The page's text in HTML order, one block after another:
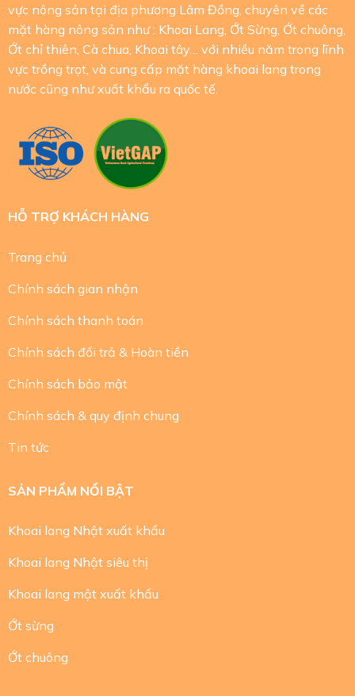
vực nông sản tại địa phương Lâm Đồng, chuyên về các
mặt hàng nông sản như : Khoai Lang, Ớt Sừng, Ớt chuông,
Ớt chỉ thiên, Cà chua, Khoai tây… với nhiều năm trong lĩnh
vực trồng trọt, và cung cấp mặt hàng khoai lang trong
nước cũng như xuất khẩu ra quốc tế.
HỖ TRỢ KHÁCH HÀNG
Trang chủ
Chính sách gian nhận
Chính sách thanh toán
Chính sách đổi trả & Hoàn tiền
Chính sách bảo mật
Chính sách & quy định chung
Tin tức
SẢN PHẨM NỔI BẬT
Khoai lang Nhật xuất khẩu
Khoai lang Nhật siêu thị
Khoai lang mật xuất khẩu
Ớt sừng
Ớt chuông